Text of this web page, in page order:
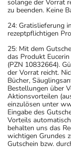
solange der Vorrat
zu beenden. Keine
24: Gratislieferung
rezeptpflichtigen
25: Mit dem
das Produkt
(PZN 10832664).
der Vorrat reicht.
Bücher,
Bestellungen über
Aktionsvorteilen
einzulösen unter
Eingabe des
Vorteils
behalten uns das
wichtigen Grundes
Gutschein bzw.